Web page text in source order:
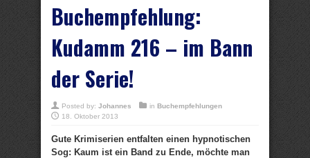
Buchempfehlung:
Kudamm 216 – im Bann
der Serie!
Posted by: Johannes in Buchempfehlungen
18. Oktober 2013
Gute Krimiserien entfalten einen hypnotischen
Sog: Kaum ist ein Band zu Ende, möchte man